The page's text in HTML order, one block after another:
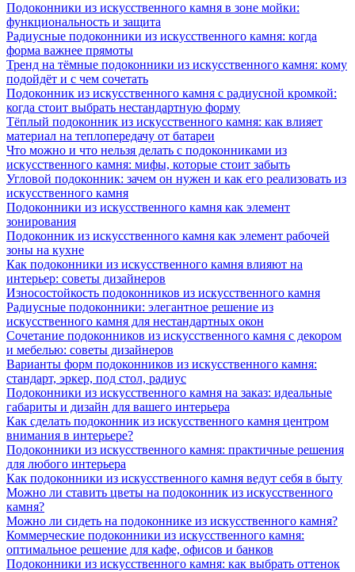
Подоконники из искусственного камня в зоне мойки:
функциональность и защита
Радиусные подоконники из искусственного камня: когда
форма важнее прямоты
Тренд на тёмные подоконники из искусственного камня: кому
подойдёт и с чем сочетать
Подоконник из искусственного камня с радиусной кромкой:
когда стоит выбрать нестандартную форму
Тёплый подоконник из искусственного камня: как влияет
материал на теплопередачу от батареи
Что можно и что нельзя делать с подоконниками из
искусственного камня: мифы, которые стоит забыть
Угловой подоконник: зачем он нужен и как его реализовать из
искусственного камня
Подоконники из искусственного камня как элемент
зонирования
Подоконник из искусственного камня как элемент рабочей
зоны на кухне
Как подоконники из искусственного камня влияют на
интерьер: советы дизайнеров
Износостойкость подоконников из искусственного камня
Радиусные подоконники: элегантное решение из
искусственного камня для нестандартных окон
Сочетание подоконников из искусственного камня с декором
и мебелью: советы дизайнеров
Варианты форм подоконников из искусственного камня:
стандарт, эркер, под стол, радиус
Подоконники из искусственного камня на заказ: идеальные
габариты и дизайн для вашего интерьера
Как сделать подоконник из искусственного камня центром
внимания в интерьере?
Подоконники из искусственного камня: практичные решения
для любого интерьера
Как подоконники из искусственного камня ведут себя в быту
Можно ли ставить цветы на подоконник из искусственного
камня?
Можно ли сидеть на подоконнике из искусственного камня?
Коммерческие подоконники из искусственного камня:
оптимальное решение для кафе, офисов и банков
Подоконники из искусственного камня: как выбрать оттенок